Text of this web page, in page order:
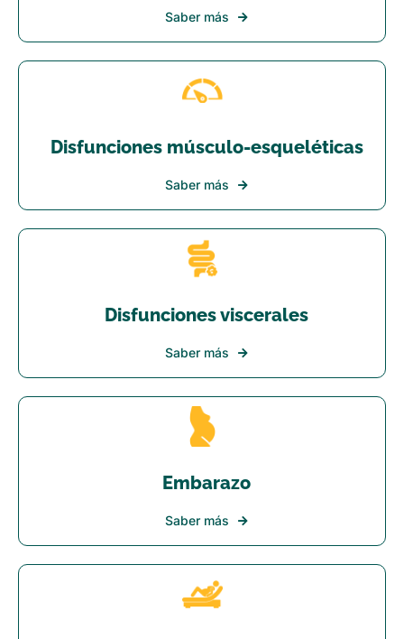
Saber más
Disfunciones músculo-esqueléticas
Saber más
Disfunciones viscerales
Saber más
Embarazo
Saber más